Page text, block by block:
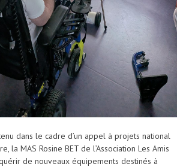
dans le cadre d’un appel à projets national
la MAS Rosine BET de l’Association Les Amis
de nouveaux équipements destinés à